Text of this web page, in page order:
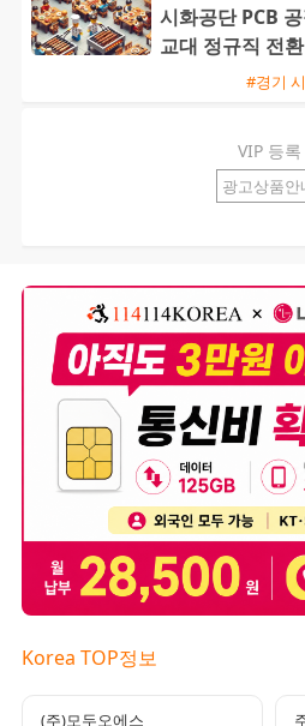
시화공단 PCB
교대 정규직 전
#경기
VIP 등록
광고상품안
Korea TOP정보
(주)모두오에스